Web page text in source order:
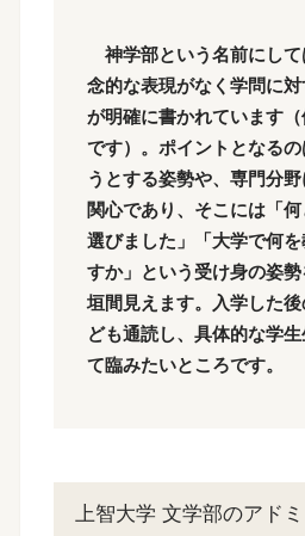
神学部という名前にして
念的な表現がなく学問に
が明確に書かれています
です）。ポイントとなる
うとする姿勢や、専門分
関心であり、そこには「
選びました」「大学で何
すか」という受け身の姿
垣間見えます。入学した
ども通読し、具体的な学
て臨みたいところです。
上智大学 文学部のアド